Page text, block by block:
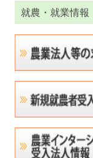
就農・就業情報